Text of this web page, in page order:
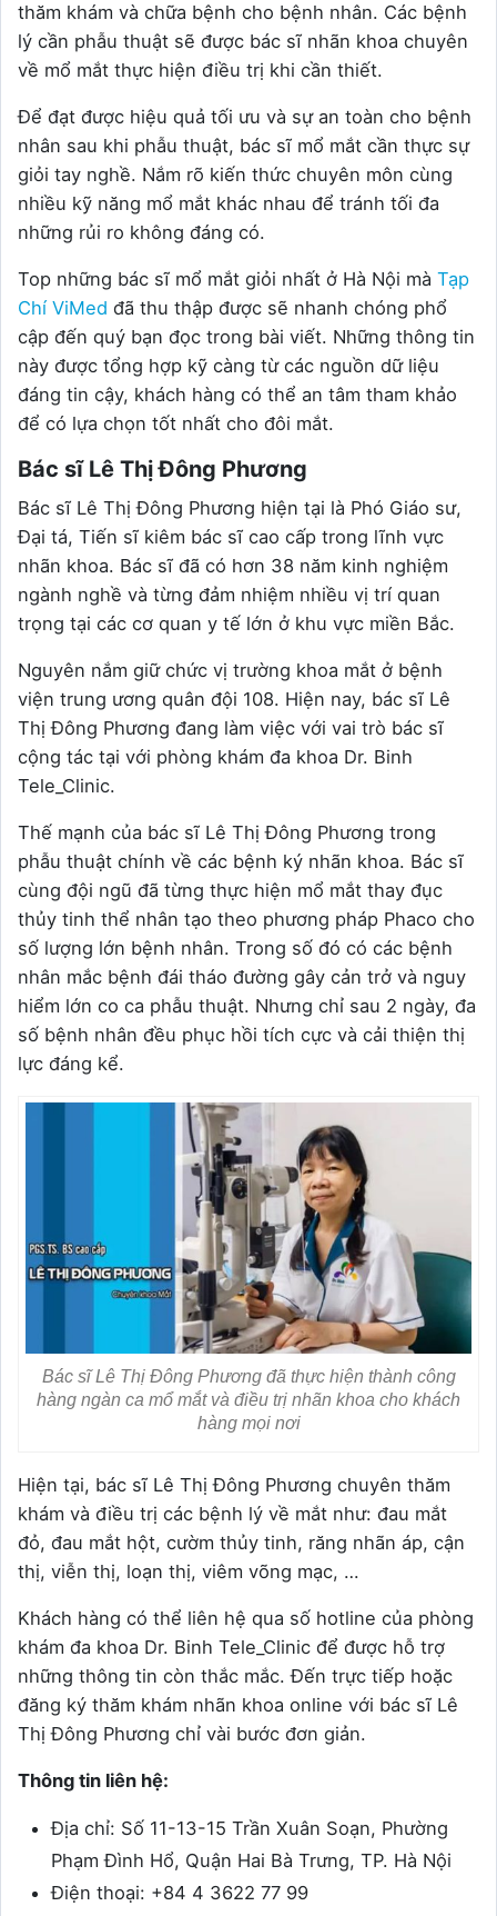
thăm khám và chữa bệnh cho bệnh nhân. Các bệnh
lý cần phẫu thuật sẽ được bác sĩ nhãn khoa chuyên
về mổ mắt thực hiện điều trị khi cần thiết.
Để đạt được hiệu quả tối ưu và sự an toàn cho bệnh
nhân sau khi phẫu thuật, bác sĩ mổ mắt cần thực sự
giỏi tay nghề. Nắm rõ kiến thức chuyên môn cùng
nhiều kỹ năng mổ mắt khác nhau để tránh tối đa
những rủi ro không đáng có.
Top những bác sĩ mổ mắt giỏi nhất ở Hà Nội mà Tạp
Chí ViMed đã thu thập được sẽ nhanh chóng phổ
cập đến quý bạn đọc trong bài viết. Những thông tin
này được tổng hợp kỹ càng từ các nguồn dữ liệu
đáng tin cậy, khách hàng có thể an tâm tham khảo
để có lựa chọn tốt nhất cho đôi mắt.
Bác sĩ Lê Thị Đông Phương
Bác sĩ Lê Thị Đông Phương hiện tại là Phó Giáo sư,
Đại tá, Tiến sĩ kiêm bác sĩ cao cấp trong lĩnh vực
nhãn khoa. Bác sĩ đã có hơn 38 năm kinh nghiệm
ngành nghề và từng đảm nhiệm nhiều vị trí quan
trọng tại các cơ quan y tế lớn ở khu vực miền Bắc.
Nguyên nắm giữ chức vị trường khoa mắt ở bệnh
viện trung ương quân đội 108. Hiện nay, bác sĩ Lê
Thị Đông Phương đang làm việc với vai trò bác sĩ
cộng tác tại với phòng khám đa khoa Dr. Binh
Tele_Clinic.
Thế mạnh của bác sĩ Lê Thị Đông Phương trong
phẫu thuật chính về các bệnh ký nhãn khoa. Bác sĩ
cùng đội ngũ đã từng thực hiện mổ mắt thay đục
thủy tinh thể nhân tạo theo phương pháp Phaco cho
số lượng lớn bệnh nhân. Trong số đó có các bệnh
nhân mắc bệnh đái tháo đường gây cản trở và nguy
hiểm lớn co ca phẫu thuật. Nhưng chỉ sau 2 ngày, đa
số bệnh nhân đều phục hồi tích cực và cải thiện thị
lực đáng kể.
Bác sĩ Lê Thị Đông Phương đã thực hiện thành công
hàng ngàn ca mổ mắt và điều trị nhãn khoa cho khách
hàng mọi nơi
Hiện tại, bác sĩ Lê Thị Đông Phương chuyên thăm
khám và điều trị các bệnh lý về mắt như: đau mắt
đỏ, đau mắt hột, cườm thủy tinh, răng nhãn áp, cận
thị, viễn thị, loạn thị, viêm võng mạc, …
Khách hàng có thể liên hệ qua số hotline của phòng
khám đa khoa Dr. Binh Tele_Clinic để được hỗ trợ
những thông tin còn thắc mắc. Đến trực tiếp hoặc
đăng ký thăm khám nhãn khoa online với bác sĩ Lê
Thị Đông Phương chỉ vài bước đơn giản.
Thông tin liên hệ:
Địa chỉ: Số 11-13-15 Trần Xuân Soạn, Phường
Phạm Đình Hổ, Quận Hai Bà Trưng, TP. Hà Nội
Điện thoại: +84 4 3622 77 99